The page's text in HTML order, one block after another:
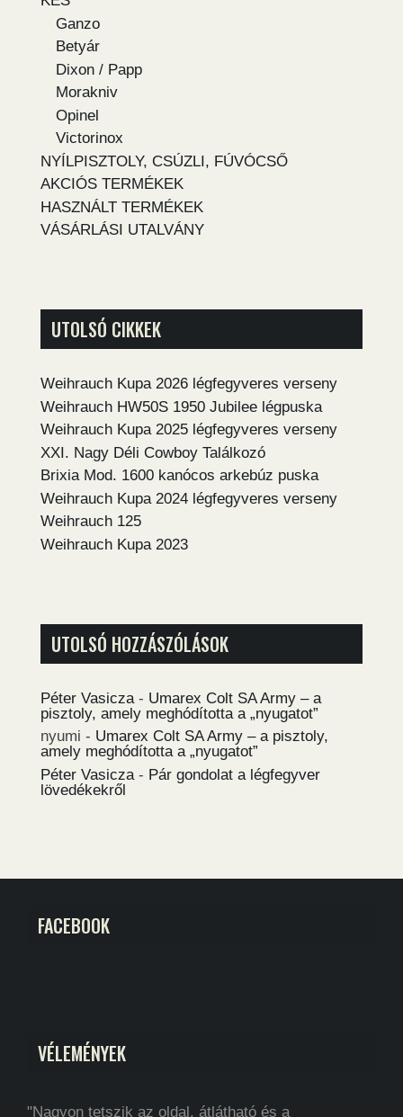
Ganzo
Betyár
Dixon / Papp
Morakniv
Opinel
Victorinox
NYÍLPISZTOLY, CSÚZLI, FÚVÓCSŐ
AKCIÓS TERMÉKEK
HASZNÁLT TERMÉKEK
VÁSÁRLÁSI UTALVÁNY
UTOLSÓ CIKKEK
Weihrauch Kupa 2026 légfegyveres verseny
Weihrauch HW50S 1950 Jubilee légpuska
Weihrauch Kupa 2025 légfegyveres verseny
XXI. Nagy Déli Cowboy Találkozó
Brixia Mod. 1600 kanócos arkebúz puska
Weihrauch Kupa 2024 légfegyveres verseny
Weihrauch 125
Weihrauch Kupa 2023
UTOLSÓ HOZZÁSZÓLÁSOK
Péter Vasicza - Umarex Colt SA Army – a
pisztoly, amely meghódította a „nyugatot”
nyumi - Umarex Colt SA Army – a pisztoly,
amely meghódította a „nyugatot”
Péter Vasicza - Pár gondolat a légfegyver
lövedékekről
FACEBOOK
VÉLEMÉNYEK
"Nagyon tetszik az oldal, átlátható és a